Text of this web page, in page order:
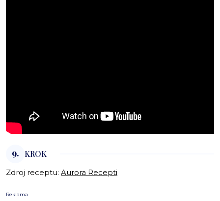
9. KROK
Zdroj receptu: Aurora Recepti
Reklama